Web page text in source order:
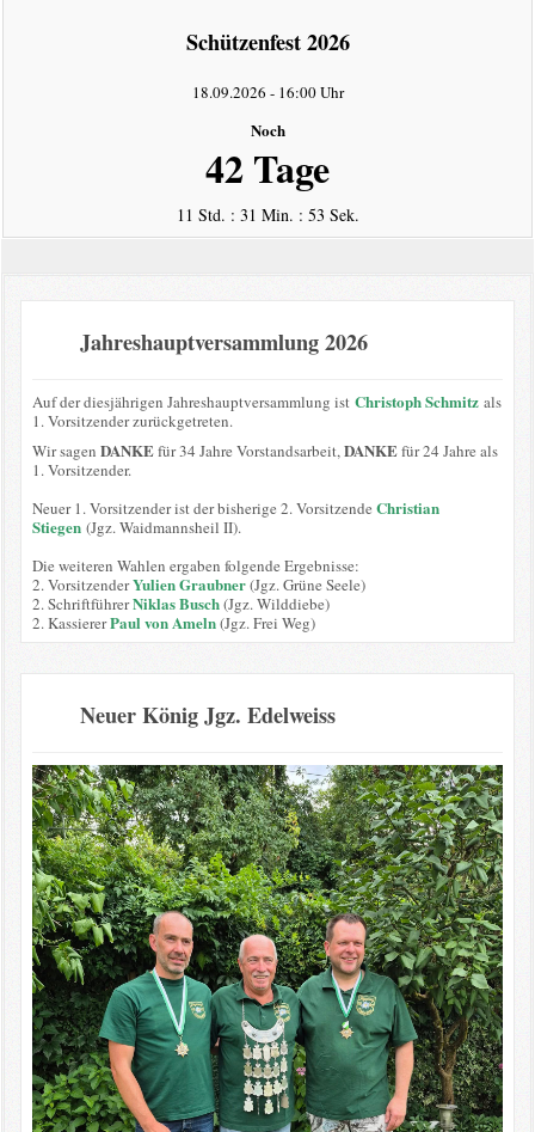
Schützenfest 2026
18.09.2026 - 16:00 Uhr
Noch
42 Tage
11 Std. : 31 Min. : 53 Sek.
Jahreshauptversammlung 2026
Auf der diesjährigen Jahreshauptversammlung ist Christoph Schmitzals
1. Vorsitzender zurückgetreten.
Wir sagen DANKEfür 34 Jahre Vorstandsarbeit,DANKEfür 24 Jahre als
1. Vorsitzender.
Neuer 1. Vorsitzender ist der bisherige 2. Vorsitzende Christian
Stiegen (Jgz. Waidmannsheil II).
Die weiteren Wahlen ergaben folgende Ergebnisse:
2. VorsitzenderYulien Graubner(Jgz. Grüne Seele)
2. SchriftführerNiklas Busch(Jgz. Wilddiebe)
2. KassiererPaul von Ameln(Jgz. Frei Weg)
Neuer König Jgz. Edelweiss